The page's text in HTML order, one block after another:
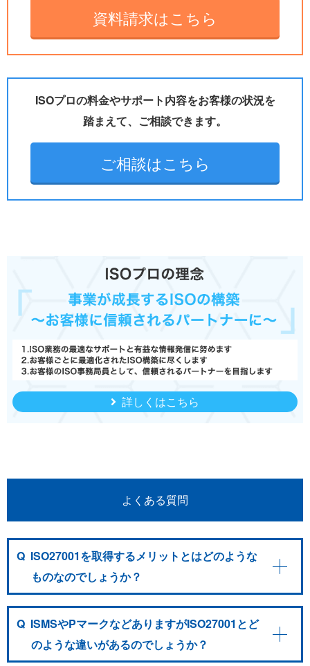
資料請求はこちら
ISOプロの料金やサポート内容をお客様の状況を
踏まえて、ご相談できます。
ご相談はこちら
詳しくはこちら
よくある質問
Q ISO27001を取得するメリットとはどのような
ものなのでしょうか？
Q ISMSやPマークなどありますがISO27001とど
のような違いがあるのでしょうか？